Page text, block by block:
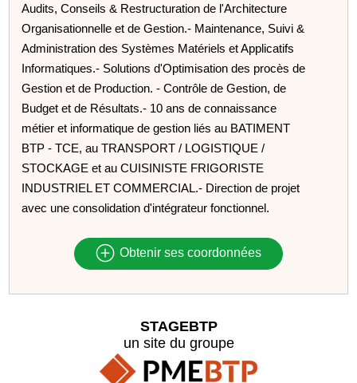
Audits, Conseils & Restructuration de l'Architecture
Organisationnelle et de Gestion.- Maintenance, Suivi &
Administration des Systèmes Matériels et Applicatifs
Informatiques.- Solutions d'Optimisation des procès de
Gestion et de Production. - Contrôle de Gestion, de
Budget et de Résultats.- 10 ans de connaissance
métier et informatique de gestion liés au BATIMENT
BTP - TCE, au TRANSPORT / LOGISTIQUE /
STOCKAGE et au CUISINISTE FRIGORISTE
INDUSTRIEL ET COMMERCIAL.- Direction de projet
avec une consolidation d'intégrateur fonctionnel.
Obtenir ses coordonnées
STAGEBTP
un site du groupe